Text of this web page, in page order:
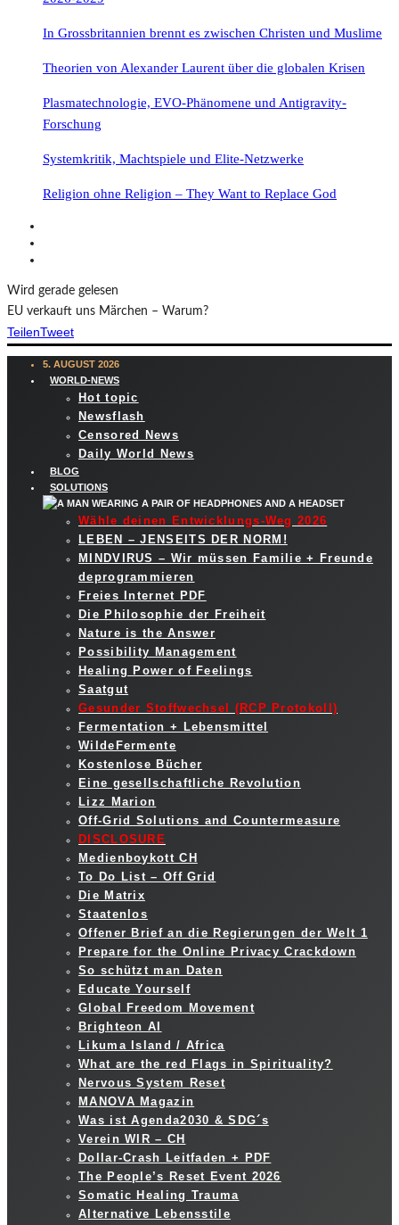
In Grossbritannien brennt es zwischen Christen und Muslime
Theorien von Alexander Laurent über die globalen Krisen
Plasmatechnologie, EVO-Phänomene und Antigravity-
Forschung
Systemkritik, Machtspiele und Elite-Netzwerke
Religion ohne Religion – They Want to Replace God
Wird gerade gelesen
EU verkauft uns Märchen – Warum?
TeilenTweet
5. AUGUST 2026
WORLD-NEWS
Hot topic
Newsflash
Censored News
Daily World News
BLOG
SOLUTIONS
Wähle deinen Entwicklungs-Weg 2026
LEBEN – JENSEITS DER NORM!
MINDVIRUS – Wir müssen Familie + Freunde
deprogrammieren
Freies Internet PDF
Die Philosophie der Freiheit
Nature is the Answer
Possibility Management
Healing Power of Feelings
Saatgut
Gesunder Stoffwechsel (RCP Protokoll)
Fermentation + Lebensmittel
WildeFermente
Kostenlose Bücher
Eine gesellschaftliche Revolution
Lizz Marion
Off-Grid Solutions and Countermeasure
DISCLOSURE
Medienboykott CH
To Do List – Off Grid
Die Matrix
Staatenlos
Offener Brief an die Regierungen der Welt 1
Prepare for the Online Privacy Crackdown
So schützt man Daten
Educate Yourself
Global Freedom Movement
Brighteon AI
Likuma Island / Africa
What are the red Flags in Spirituality?
Nervous System Reset
MANOVA Magazin
Was ist Agenda2030 & SDG´s
Verein WIR – CH
Dollar-Crash Leitfaden + PDF
The People’s Reset Event 2026
Somatic Healing Trauma
Alternative Lebensstile